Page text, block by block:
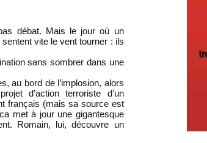
débat. Mais le jour où un
vite le vent tourner : ils
sans sombrer dans une
au bord de l’implosion, alors
d’action terroriste d’un
français (mais sa source est
met à jour une gigantesque
Romain, lui, découvre un